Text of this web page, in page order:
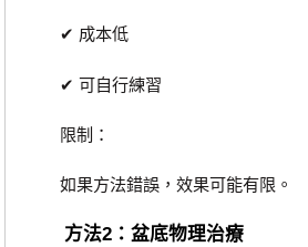
✔ 成本低
✔ 可自行練習
限制：
如果方法錯誤，效果可能有限。
方法2：盆底物理治療